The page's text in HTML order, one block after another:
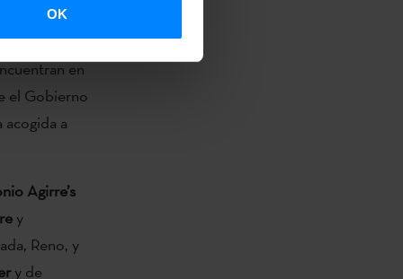
OK
países.
en
el Gobierno
a
Agirre’s
y
Reno, y
y de